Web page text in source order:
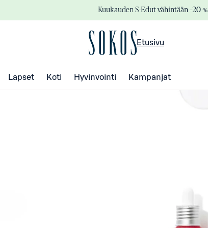
Kuukauden S-Edut vähintään –20 %
Etusivu
Lapset Koti Hyvinvointi Kampanjat